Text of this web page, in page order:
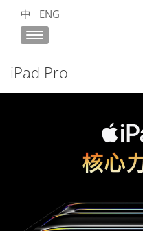
中 ENG
iPad Pro